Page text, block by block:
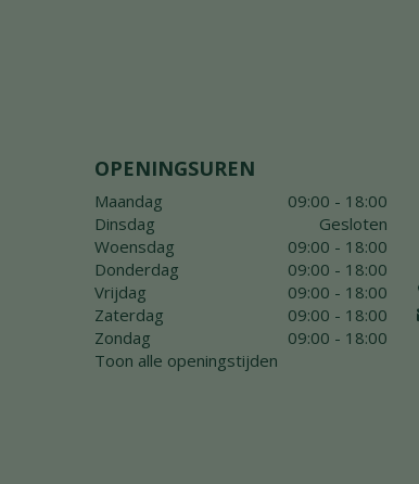
OPENINGSUREN
Maandag
09:00 - 18:00
Dinsdag
Gesloten
Woensdag
09:00 - 18:00
Donderdag
09:00 - 18:00
Vrijdag
09:00 - 18:00
Zaterdag
09:00 - 18:00
Zondag
09:00 - 18:00
Toon alle openingstijden